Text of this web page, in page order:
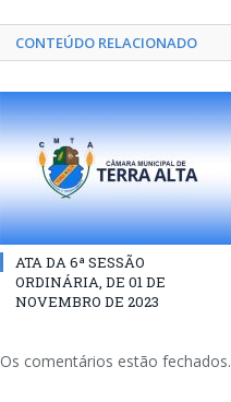
CONTEÚDO RELACIONADO
ATA DA 6ª SESSÃO
ORDINÁRIA, DE 01 DE
NOVEMBRO DE 2023
Os comentários estão fechados.